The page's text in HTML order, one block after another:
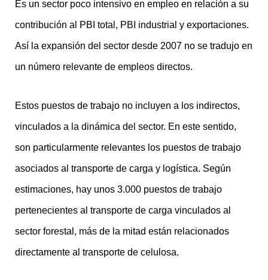
Es un sector poco intensivo en empleo en relación a su
contribución al PBI total, PBI industrial y exportaciones.
Así la expansión del sector desde 2007 no se tradujo en
un número relevante de empleos directos.
Estos puestos de trabajo no incluyen a los indirectos,
vinculados a la dinámica del sector. En este sentido,
son particularmente relevantes los puestos de trabajo
asociados al transporte de carga y logística. Según
estimaciones, hay unos 3.000 puestos de trabajo
pertenecientes al transporte de carga vinculados al
sector forestal, más de la mitad están relacionados
directamente al transporte de celulosa.